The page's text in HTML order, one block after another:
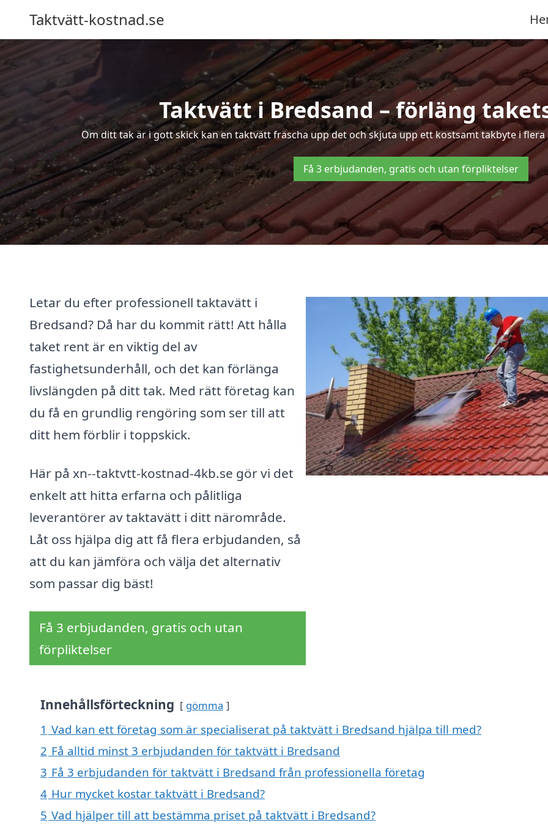
Taktvätt-kostnad.se
Taktvätt i Bredsand – förläng
Om ditt tak är i gott skick kan en taktvätt fräscha upp det och skjuta upp ett kostsamt takbyte i flera
Få 3 erbjudanden, gratis och utan förpliktelser
Letar du efter professionell taktavätt i
Bredsand? Då har du kommit rätt! Att hålla
taket rent är en viktig del av
fastighetsunderhåll, och det kan förlänga
livslängden på ditt tak. Med rätt företag kan
du få en grundlig rengöring som ser till att
ditt hem förblir i toppskick.
Här på xn--taktvtt-kostnad-4kb.se gör vi det
enkelt att hitta erfarna och pålitliga
leverantörer av taktavätt i ditt närområde.
Låt oss hjälpa dig att få flera erbjudanden, så
att du kan jämföra och välja det alternativ
som passar dig bäst!
Få 3 erbjudanden, gratis och utan
förpliktelser
Innehållsförteckning gömma
1 Vad kan ett företag som är specialiserat på taktvätt i Bredsand hjälpa till med?
2 Få alltid minst 3 erbjudanden för taktvätt i Bredsand
3 Få 3 erbjudanden för taktvätt i Bredsand från professionella företag
4 Hur mycket kostar taktvätt i Bredsand?
5 Vad hjälper till att bestämma priset på taktvätt i Bredsand?